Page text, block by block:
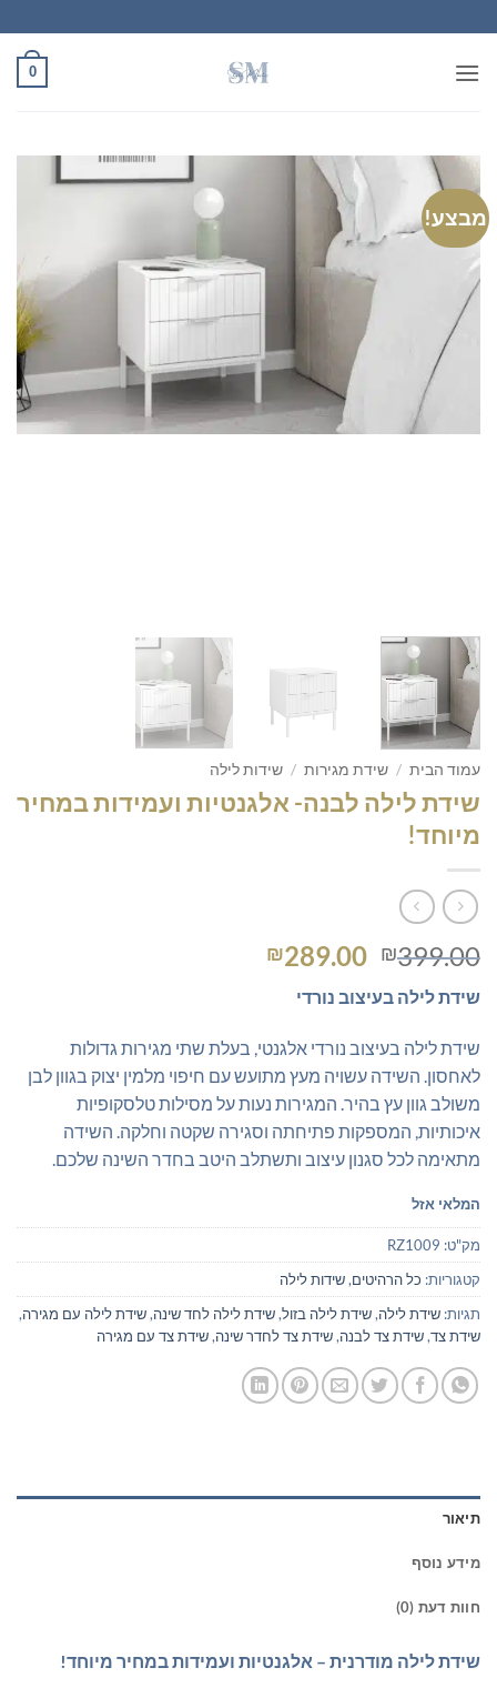
to
content
0
מבצע!
עמוד הבית / שידת מגירות / שידות לילה
שידת לילה לבנה- אלגנטיות ועמידות במחיר
מיוחד!
₪399.00
המחיר
היה:
₪399.00.
₪289.00
₪289.00.
שידת לילה בעיצוב נורדי
שידת לילה בעיצוב נורדי אלגנטי, בעלת שתי מגירות גדולות
לאחסון. השידה עשויה מעץ מתועש עם חיפוי מלמין יצוק בגוון לבן
משולב גוון עץ בהיר. המגירות נעות על מסילות טלסקופיות
איכותיות, המספקות פתיחתה וסגירה שקטה וחלקה. השידה
מתאימה לכל סגנון עיצוב ותשתלב היטב בחדר השינה שלכם.
המלאי אזל
מק"ט: RZ1009
קטגוריות: כל הרהיטים,שידות לילה
תגיות: שידת לילה,שידת לילה בזול,שידת לילה לחד שינה,שידת לילה עם מגירה,
שידת צד,שידת צד לבנה,שידת צד לחדר שינה,שידת צד עם מגירה
תיאור
מידע נוסף
חוות דעת (0)
שידת לילה מודרנית – אלגנטיות ועמידות במחיר מיוחד!